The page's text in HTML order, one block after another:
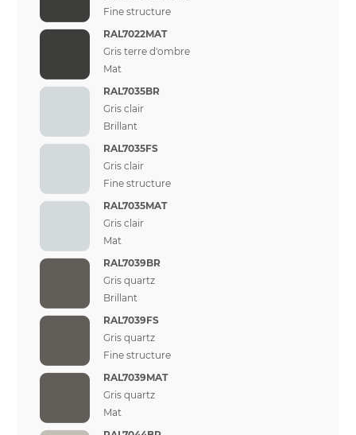
Fine structure
RAL7022MAT
Gris terre d'ombre
Mat
RAL7035BR
Gris clair
Brillant
RAL7035FS
Gris clair
Fine structure
RAL7035MAT
Gris clair
Mat
RAL7039BR
Gris quartz
Brillant
RAL7039FS
Gris quartz
Fine structure
RAL7039MAT
Gris quartz
Mat